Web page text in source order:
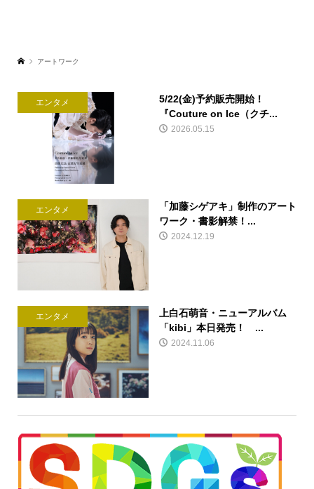
アートワーク
エンタメ
5/22(金)予約販売開始！
『Couture on Ice（クチ...
2026.05.15
エンタメ
「加藤シゲアキ」制作のアート
ワーク・書影解禁！...
2024.12.19
エンタメ
上白石萌音・ニューアルバム
「kibi」本日発売！ ...
2024.11.06